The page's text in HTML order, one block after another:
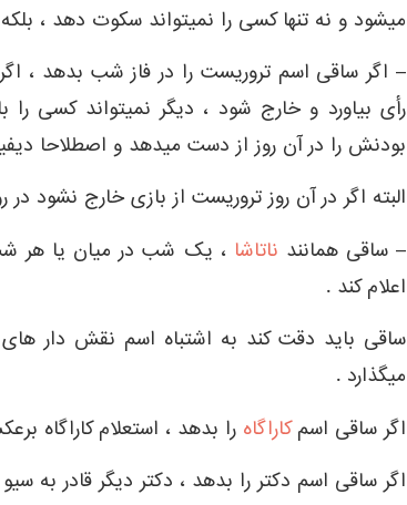
ميشود و نه تنها کسی را نميتواند سکوت دهد ،
– اگر ساقی اسم تروريست را در فاز شب بدهد ،
رأی بياورد و خارج شود ، ديگر نميتواند کسی
بودنش را در آن روز از دست ميدهد و اصطلاحا
البته اگر در آن روز تروريست از بازی خارج نشود
– ساقی همانند ناتاشا ، يک شب در ميان یا هر
اعلام کند .
ساقی بايد دقت کند به اشتباه اسم نقش دار های
ميگذارد .
اگر ساقی اسمکاراگاه را بدهد ، استعلام کاراگاه
اگر ساقی اسم دکتر را بدهد ، دکتر ديگر قادر به